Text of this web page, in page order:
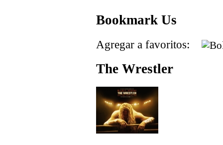
Bookmark Us
Agregar a favoritos:
The Wrestler